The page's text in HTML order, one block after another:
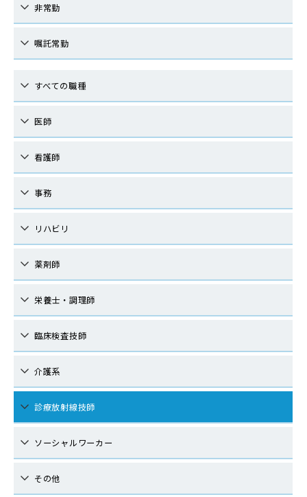
非常勤
嘱託常勤
すべての職種
医師
看護師
事務
リハビリ
薬剤師
栄養士・調理師
臨床検査技師
介護系
診療放射線技師
ソーシャルワーカー
その他